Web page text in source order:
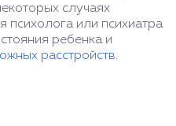
случаях
психолога или психиатра
ребенка и
расстройств.